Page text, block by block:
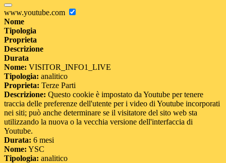
www.youtube.com
Nome
Tipologia
Proprieta
Descrizione
Durata
Nome: VISITOR_INFO1_LIVE
Tipologia: analitico
Proprieta: Terze Parti
Descrizione: Questo cookie è impostato da Youtube per tenere
traccia delle preferenze dell'utente per i video di Youtube incorporati
nei siti; può anche determinare se il visitatore del sito web sta
utilizzando la nuova o la vecchia versione dell'interfaccia di
Youtube.
Durata: 6 mesi
Nome: YSC
Tipologia: analitico